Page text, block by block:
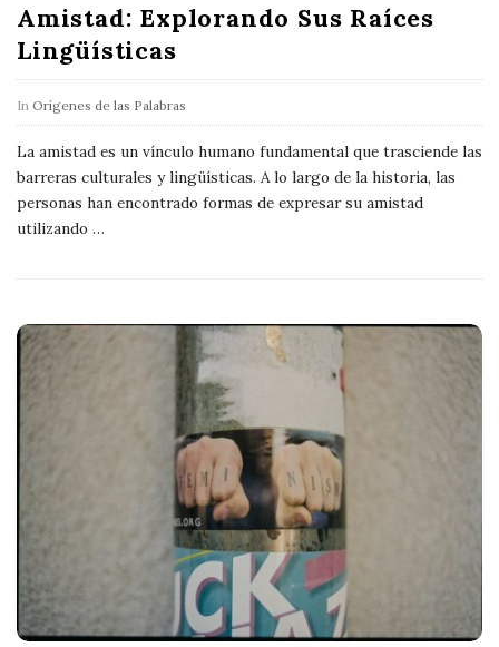
Amistad: Explorando Sus Raíces
Lingüísticas
In Orígenes de las Palabras
La amistad es un vínculo humano fundamental que trasciende las
barreras culturales y lingüísticas. A lo largo de la historia, las
personas han encontrado formas de expresar su amistad
utilizando …